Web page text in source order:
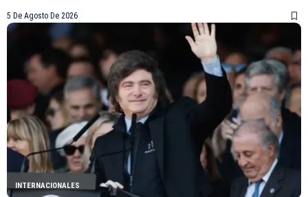
5 De Agosto De 2026
INTERNACIONALES